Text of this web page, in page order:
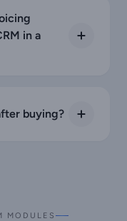
in a
buying?
MODULES